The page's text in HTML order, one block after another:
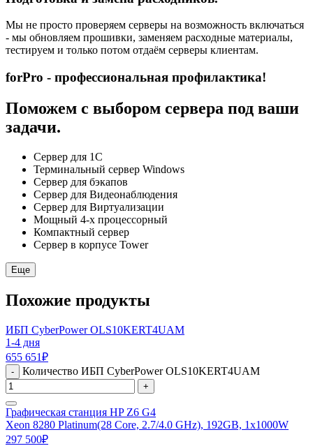
Мы не просто проверяем серверы на возможность включаться
- мы обновляем прошивки, заменяем расходные материалы,
тестируем и только потом отдаём серверы клиентам.
forPro - профессиональная профилактика!
Поможем с выбором сервера под ваши
задачи.
Сервер для 1С
Терминальный сервер Windows
Сервер для бэкапов
Сервер для Видеонаблюдения
Сервер для Виртуализации
Мощный 4-х процессорный
Компактный сервер
Сервер в корпусе Tower
Еще
Похожие продукты
ИБП CyberPower OLS10KERT4UAМ
1-4 дня
655 651₽
- Количество ИБП CyberPower OLS10KERT4UAМ
+
Графическая станция HP Z6 G4
Xeon 8280 Platinum(28 Core, 2.7/4.0 GHz), 192GB, 1x1000W
297 500₽